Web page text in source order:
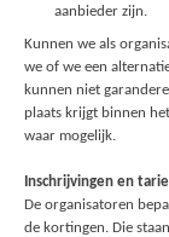
aanbieder zijn.
Kunnen we als
we of we een
kunnen niet
plaats krijgt binnen
waar mogelijk.
Inschrijvingen en
De organisatoren
de kortingen. Die